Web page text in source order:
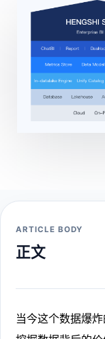
ARTICLE BODY
正文
当今这个数据爆